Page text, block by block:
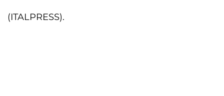
(ITALPRESS).